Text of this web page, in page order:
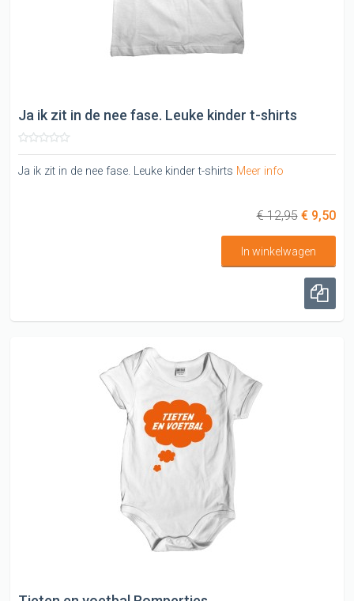
Ja ik zit in de nee fase. Leuke kinder t-shirts
Ja ik zit in de nee fase. Leuke kinder t-shirts Meer info
€ 12,95 € 9,50
In winkelwagen